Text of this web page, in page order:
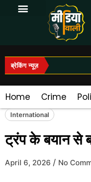
ब्रेकिंग न्यूज़
Home Crime
International
ट्रंप के बयान से
April 6, 2026 / No